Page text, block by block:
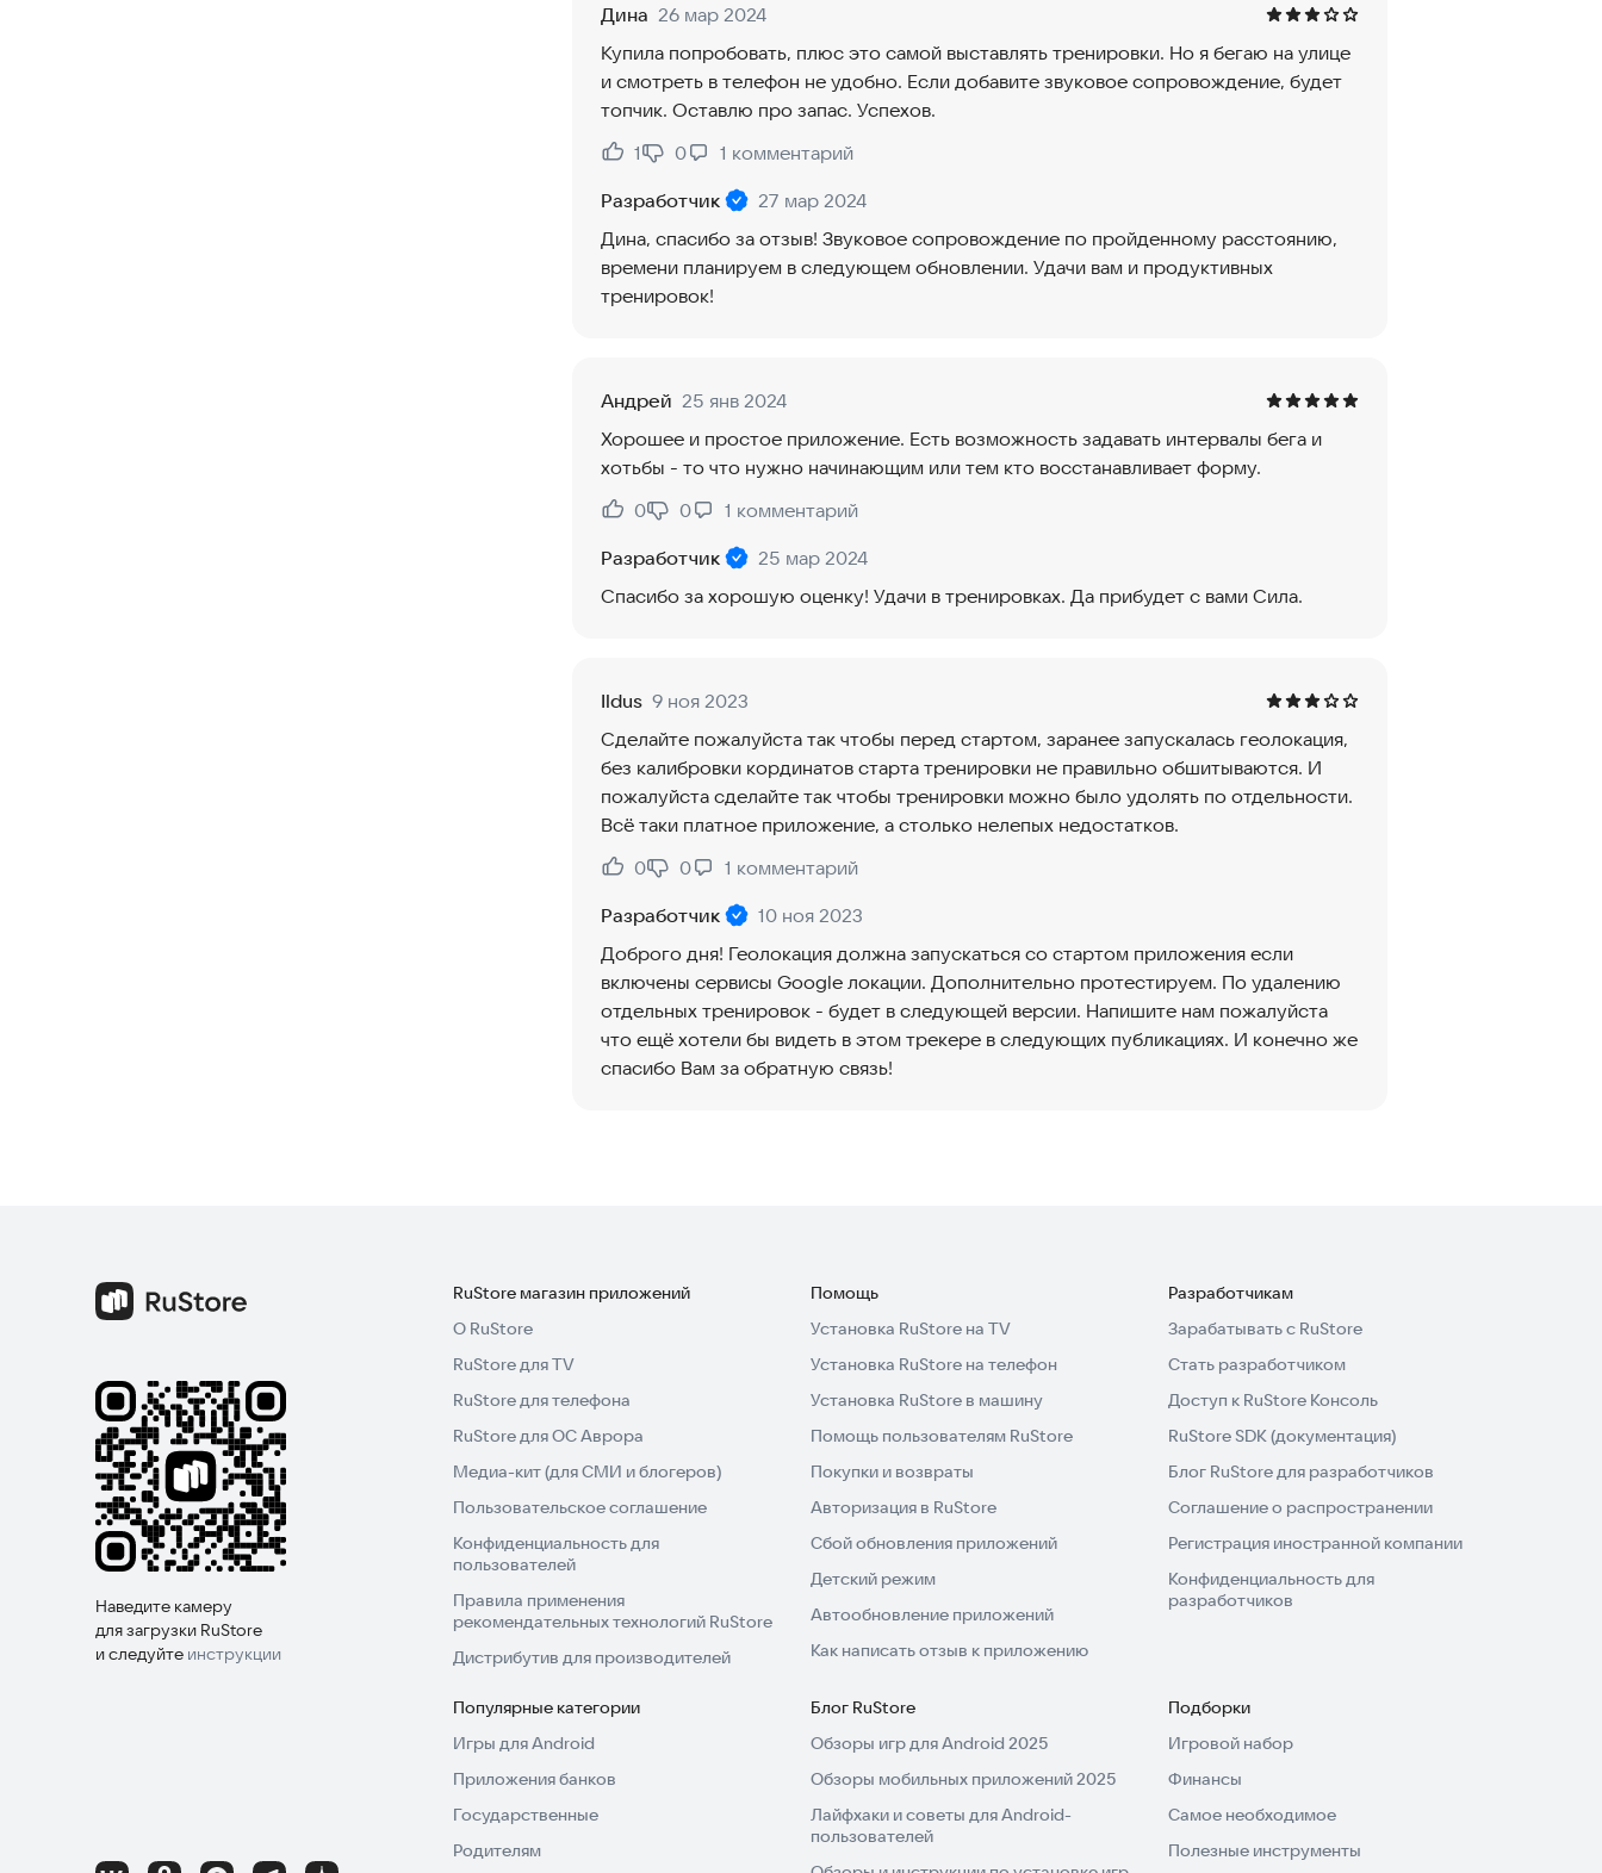
Дина 26 мар 2024
Купила попробовать, плюс это самой выставлять тренировки. Но я бегаю на улице
и смотреть в телефон не удобно. Если добавите звуковое сопровождение, будет
топчик. Оставлю про запас. Успехов.
Нравится:
1
Не нравится:
0 1 комментарий
Разработчик
27 мар 2024
Дина, спасибо за отзыв! Звуковое сопровождение по пройденному расстоянию,
времени планируем в следующем обновлении. Удачи вам и продуктивных
тренировок!
Андрей 25 янв 2024
Хорошее и простое приложение. Есть возможность задавать интервалы бега и
хотьбы - то что нужно начинающим или тем кто восстанавливает форму.
Нравится:
0
Не нравится:
0 1 комментарий
Разработчик
25 мар 2024
Спасибо за хорошую оценку! Удачи в тренировках. Да прибудет с вами Сила.
Ildus 9 ноя 2023
Сделайте пожалуйста так чтобы перед стартом, заранее запускалась геолокация,
без калибровки кординатов старта тренировки не правильно обшитываются. И
пожалуйста сделайте так чтобы тренировки можно было удолять по отдельности.
Всё таки платное приложение, а столько нелепых недостатков.
Нравится:
0
Не нравится:
0 1 комментарий
Разработчик
10 ноя 2023
Доброго дня! Геолокация должна запускаться со стартом приложения если
включены сервисы Google локации. Дополнительно протестируем. По удалению
отдельных тренировок - будет в следующей версии. Напишите нам пожалуйста
что ещё хотели бы видеть в этом трекере в следующих публикациях. И конечно же
спасибо Вам за обратную связь!
Наведите камеру
для загрузки RuStore
и следуйте инструкции
RuStore магазин приложений
О RuStore
RuStore для TV
RuStore для телефона
RuStore для ОС Аврора
Медиа-кит (для СМИ и блогеров)
Пользовательское соглашение
Конфиденциальность для
пользователей
Правила применения
рекомендательных технологий RuStore
Дистрибутив для производителей
Помощь
Установка RuStore на TV
Установка RuStore на телефон
Установка RuStore в машину
Помощь пользователям RuStore
Покупки и возвраты
Авторизация в RuStore
Сбой обновления приложений
Детский режим
Автообновление приложений
Как написать отзыв к приложению
Разработчикам
Зарабатывать с RuStore
Стать разработчиком
Доступ к RuStore Консоль
RuStore SDK (документация)
Блог RuStore для разработчиков
Соглашение о распространении
Регистрация иностранной компании
Конфиденциальность для
разработчиков
Популярные категории
Игры для Android
Приложения банков
Государственные
Родителям
Блог RuStore
Обзоры игр для Android 2025
Обзоры мобильных приложений 2025
Лайфхаки и советы для Android-
пользователей
Подборки
Игровой набор
Финансы
Самое необходимое
Полезные инструменты